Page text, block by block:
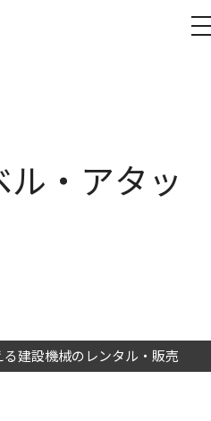
・アタッ
建設機械のレンタル・販売